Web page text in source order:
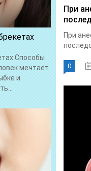
Способы
мечтает
и
При
При
0